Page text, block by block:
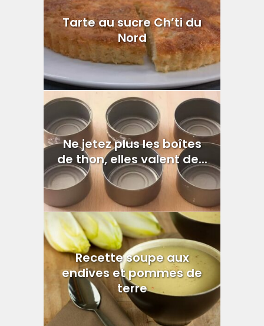
Tarte au sucre Ch’ti du
Nord
Ne jetez plus les boîtes
de thon, elles valent de...
Recette soupe aux
endives et pommes de
terre